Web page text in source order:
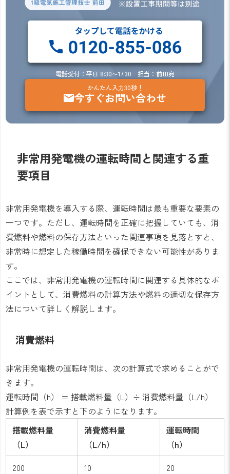
電話受付：平日 8:30〜17:30 担当：前田宛
かんたん入力30秒！
今すぐお問い合わせ
非常用発電機の運転時間と関連する重
要項目
非常用発電機を導入する際、運転時間は最も重要な要素の
一つです。ただし、運転時間を正確に把握していても、消
費燃料や燃料の保存方法といった関連事項を見落とすと、
非常時に想定した稼働時間を確保できない可能性がありま
す。
ここでは、非常用発電機の運転時間に関連する具体的なポ
イントとして、消費燃料の計算方法や燃料の適切な保存方
法について詳しく解説します。
消費燃料
非常用発電機の運転時間は、次の計算式で求めることがで
きます。
運転時間（h） = 搭載燃料量（L）÷ 消費燃料量（L/h）
計算例を表で示すと下のようになります。
搭載燃料量
（L）
消費燃料量
（L/h）
運転時間
（h）
200
10
20